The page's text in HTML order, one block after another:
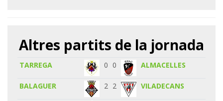
Altres partits de la jornada
TARREGA 0 0 ALMACELLES
BALAGUER 2 2 VILADECANS